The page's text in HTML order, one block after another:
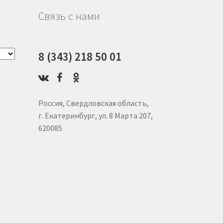
Связь с нами
8 (343) 218 50 01
Россия, Свердловская область,
г. Екатеринбург, ул. 8 Марта 207,
620085